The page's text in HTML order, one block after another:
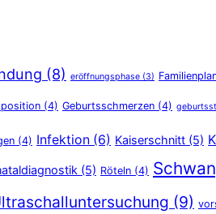
(8) eröffnungsphase (3)
(4) Geburtsschmerzen (4)
(4) Infektion (6) Kaiserschnitt (5)
(5) Röteln (4)
(9)